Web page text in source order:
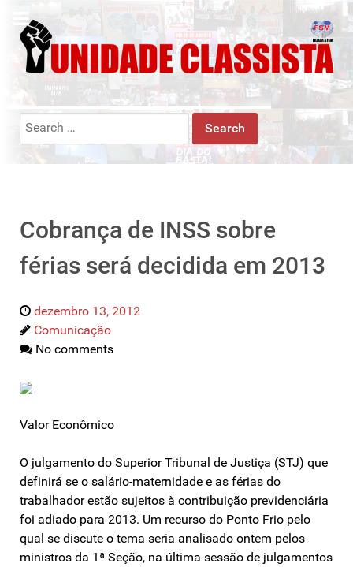
Search
Cobrança de INSS sobre
férias será decidida em 2013
dezembro 13, 2012
Comunicação
No comments
Valor Econômico
O julgamento do Superior Tribunal de Justiça (STJ) que
definirá se o salário-maternidade e as férias do
trabalhador estão sujeitos à contribuição previdenciária
foi adiado para 2013. Um recurso do Ponto Frio pelo
qual se discute o tema seria analisado ontem pelos
ministros da 1ª Seção, na última sessão de julgamentos